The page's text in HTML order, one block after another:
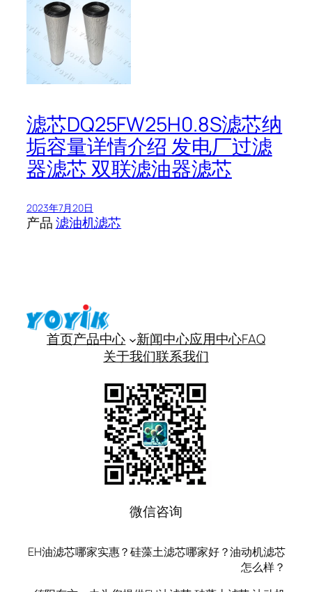
滤芯DQ25FW25H0.8S滤芯纳
垢容量详情介绍 发电厂过滤
器滤芯 双联滤油器滤芯
2023年7月20日
产品滤油机滤芯
首页产品中心 新闻中心应用中心FAQ
关于我们联系我们
微信咨询
EH油滤芯哪家实惠？硅藻土滤芯哪家好？油动机滤芯
怎么样？